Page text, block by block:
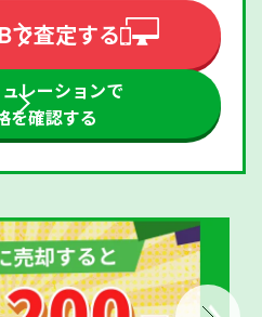
で査定する
レーションで
を確認する